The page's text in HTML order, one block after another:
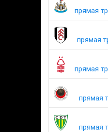
прямая
прямая
прямая
прямая
прямая